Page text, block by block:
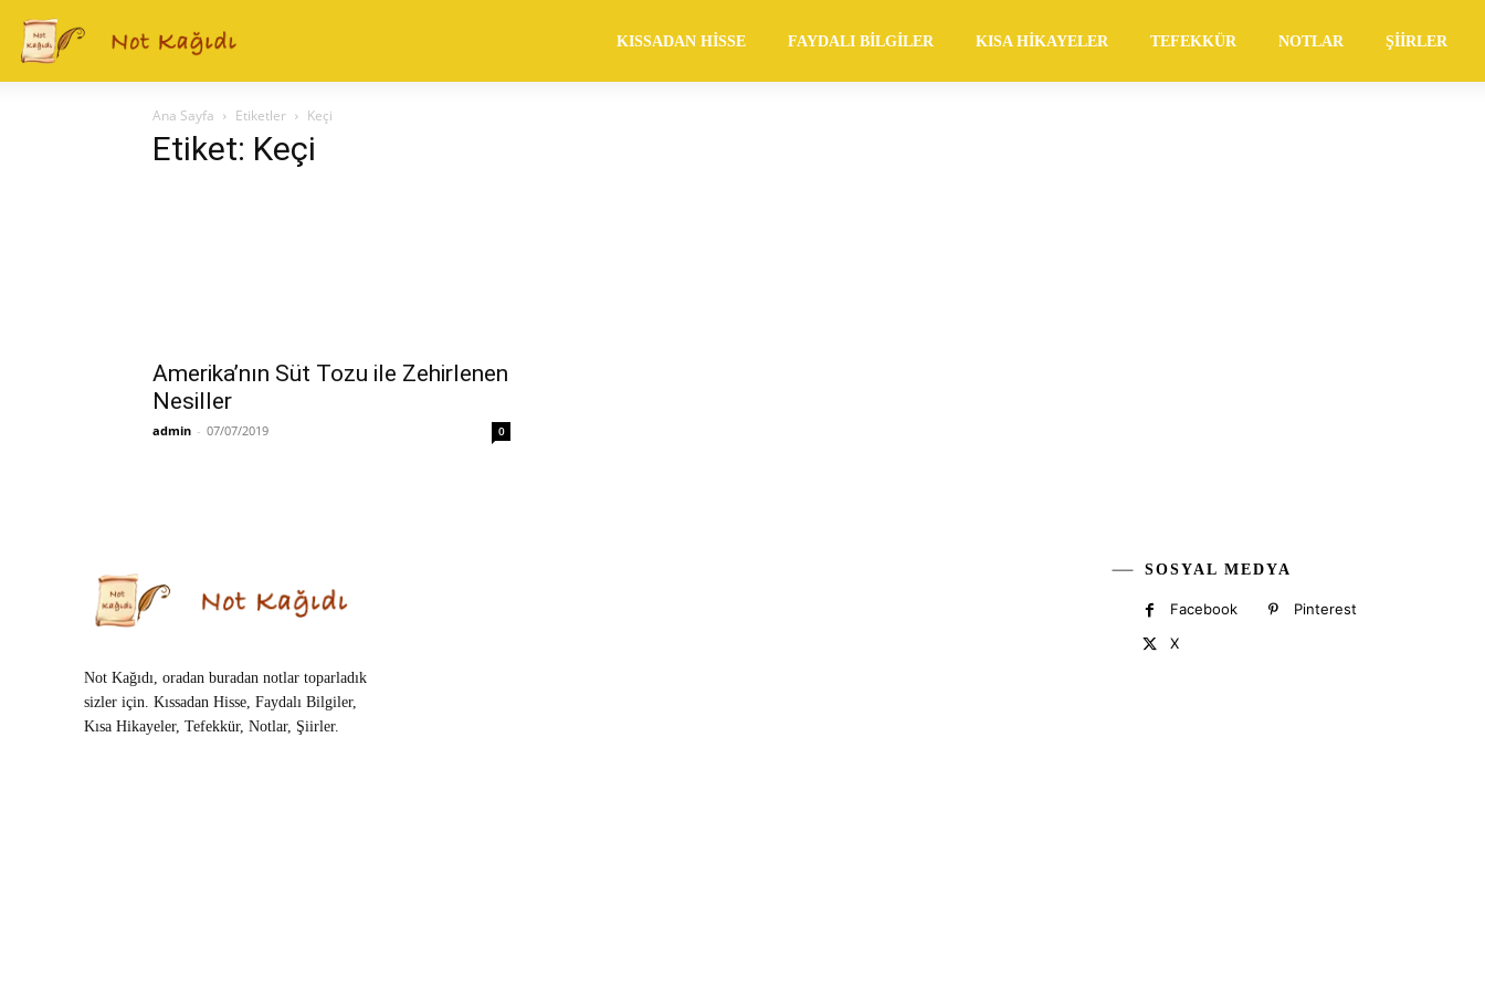
KISSADAN HISSE FAYDALI BILGILER KISA HIKAYELER TEFEKKÜR NOTLAR ŞIIRLER
Ana Sayfa Etiketler Keçi
Etiket: Keçi
Amerika’nın Süt Tozu ile Zehirlenen
Nesiller
admin - 07/07/2019 0
Not Kağıdı, oradan buradan notlar toparladık
sizler için. Kıssadan Hisse, Faydalı Bilgiler,
Kısa Hikayeler, Tefekkür, Notlar, Şiirler.
SOSYAL MEDYA
Facebook
Pinterest
X